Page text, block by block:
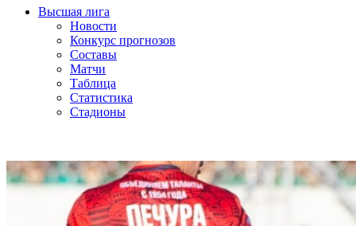
Высшая лига
Новости
Конкурс прогнозов
Составы
Матчи
Таблица
Статистика
Стадионы